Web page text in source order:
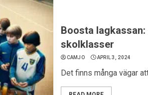
Boosta
skolklasser
CAMJO APRIL 3, 2024
Det finns många vägar